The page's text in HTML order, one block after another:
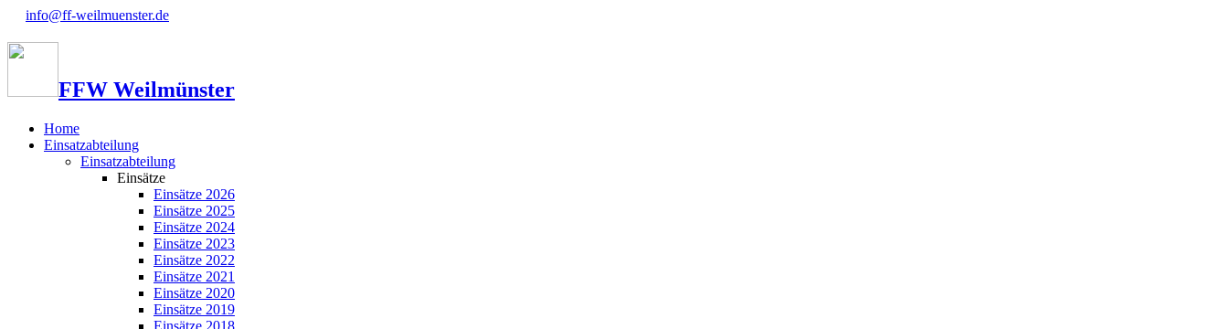
info@ff-weilmuenster.de
FFW Weilmünster
Home
Einsatzabteilung
Einsatzabteilung
Einsätze
Einsätze 2026
Einsätze 2025
Einsätze 2024
Einsätze 2023
Einsätze 2022
Einsätze 2021
Einsätze 2020
Einsätze 2019
Einsätze 2018